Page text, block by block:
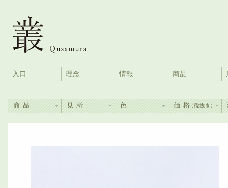
入口 理念 情報 商品